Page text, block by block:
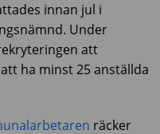
innan jul i
Under
att
ha minst 25 anställda
räcker